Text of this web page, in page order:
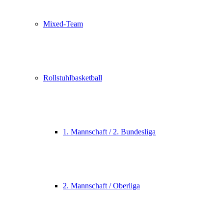
Mixed-Team
Rollstuhlbasketball
1. Mannschaft / 2. Bundesliga
2. Mannschaft / Oberliga